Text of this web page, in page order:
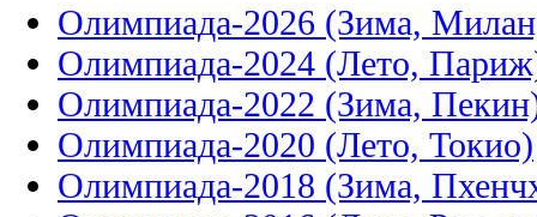
Олимпиада-2026 (Зима,
Олимпиада-2024 (Лето,
Олимпиада-2022 (Зима,
Олимпиада-2020 (Лето, Токио)
Олимпиада-2018 (Зима,